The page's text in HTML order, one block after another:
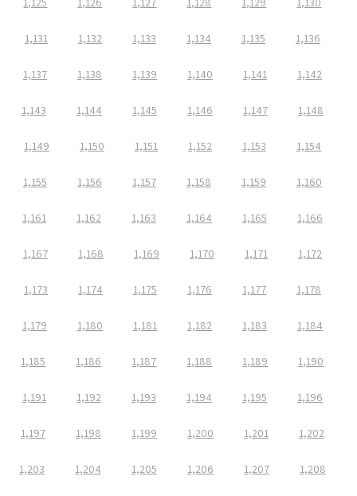
1,131 1,132 1,133 1,134 1,135 1,136
1,137 1,138 1,139 1,140 1,141 1,142
1,143 1,144 1,145 1,146 1,147 1,148
1,149 1,150 1,151 1,152 1,153 1,154
1,155 1,156 1,157 1,158 1,159 1,160
1,161 1,162 1,163 1,164 1,165 1,166
1,167 1,168 1,169 1,170 1,171 1,172
1,173 1,174 1,175 1,176 1,177 1,178
1,179 1,180 1,181 1,182 1,183 1,184
1,185 1,186 1,187 1,188 1,189 1,190
1,191 1,192 1,193 1,194 1,195 1,196
1,197 1,198 1,199 1,200 1,201 1,202
1,203 1,204 1,205 1,206 1,207 1,208